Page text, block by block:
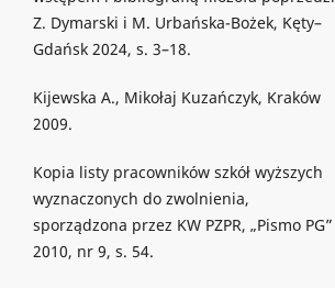
Z. Dymarski i M. Urbańska-Bożek, Kęty–
Gdańsk 2024, s. 3–18.
Kijewska A., Mikołaj Kuzańczyk, Kraków
2009.
Kopia listy pracowników szkół wyższych
wyznaczonych do zwolnienia,
sporządzona przez KW PZPR, „Pismo PG”
2010, nr 9, s. 54.